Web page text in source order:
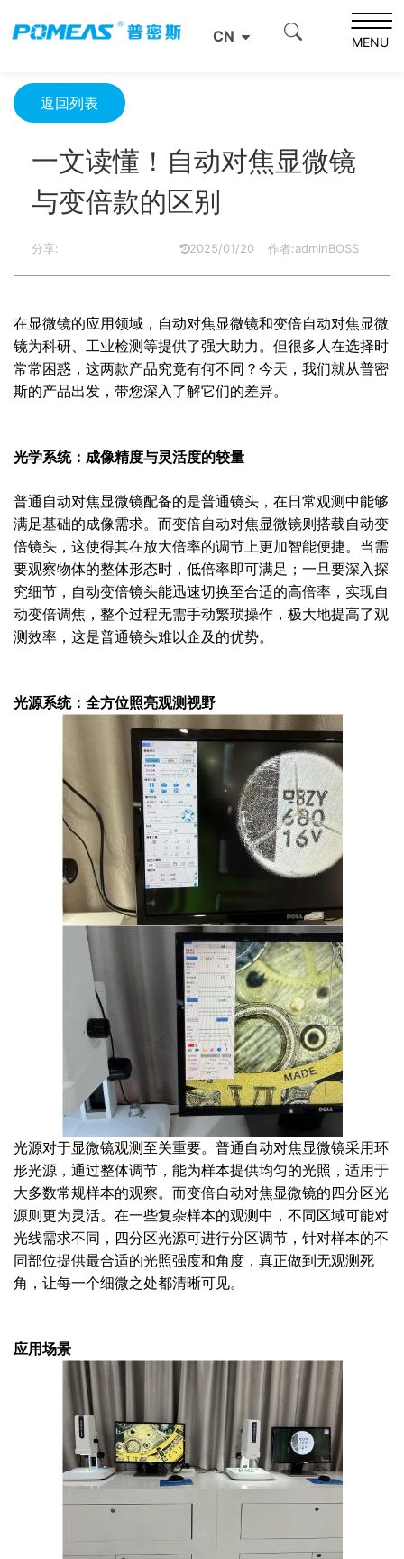
CN MENU
一文读懂！自动对焦显微镜与变倍款的区别
返回列表
一文读懂！自动对焦显微镜
与变倍款的区别
分享: 2025/01/20 作者:adminBOSS
在显微镜的应用领域，自动对焦显微镜和变倍自动对焦显微
镜为科研、工业检测等提供了强大助力。但很多人在选择时
常常困惑，这两款产品究竟有何不同？今天，我们就从普密
斯的产品出发，带您深入了解它们的差异。
光学系统：成像精度与灵活度的较量
普通自动对焦显微镜配备的是普通镜头，在日常观测中能够
满足基础的成像需求。而变倍自动对焦显微镜则搭载自动变
倍镜头，这使得其在放大倍率的调节上更加智能便捷。当需
要观察物体的整体形态时，低倍率即可满足；一旦要深入探
究细节，自动变倍镜头能迅速切换至合适的高倍率，实现自
动变倍调焦，整个过程无需手动繁琐操作，极大地提高了观
测效率，这是普通镜头难以企及的优势。
光源系统：全方位照亮观测视野
光源对于显微镜观测至关重要。普通自动对焦显微镜采用环
形光源，通过整体调节，能为样本提供均匀的光照，适用于
大多数常规样本的观察。而变倍自动对焦显微镜的四分区光
源则更为灵活。在一些复杂样本的观测中，不同区域可能对
光线需求不同，四分区光源可进行分区调节，针对样本的不
同部位提供最合适的光照强度和角度，真正做到无观测死
角，让每一个细微之处都清晰可见。
应用场景